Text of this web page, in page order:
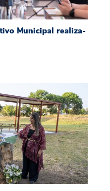
Municipal realiza-
Parque das